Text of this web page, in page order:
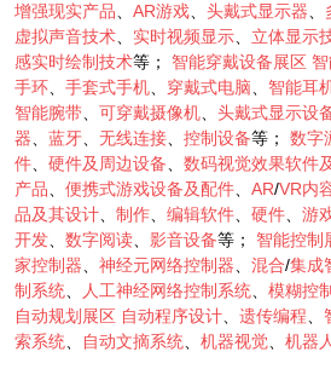
增强现实产品
AR游戏 头戴式显示器
虚拟声音技术
实时视频显示 立体显示
感实时绘制技术等； 智能穿戴设备展区
手环
手套式手机 穿戴式电脑 智能耳
智能腕带
可穿戴摄像机 头戴式显示设
器
蓝牙 无线连接 控制设备等； 数字
件
硬件及周边设备 数码视觉效果软件
产品
便携式游戏设备及配件 AR/VR内
品及其设计
制作 编辑软件 硬件 游
开发
数字阅读 影音设备等； 智能控制
家控制器
神经元网络控制器 混合/集成
制系统
人工神经网络控制系统 模糊控
自动规划展区 自动程序设计 遗传编程
索系统
自动文摘系统 机器视觉 机器